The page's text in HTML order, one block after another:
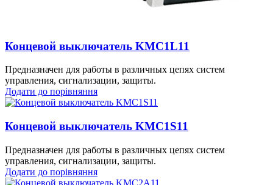
Концевой выключатель KMC1L11
Предназначен для работы в различных цепях систем
управления, сигнализации, защиты.
Додати до порівняння
Концевой выключатель KMC1S11
Предназначен для работы в различных цепях систем
управления, сигнализации, защиты.
Додати до порівняння